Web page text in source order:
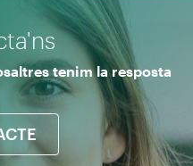
tenim la resposta